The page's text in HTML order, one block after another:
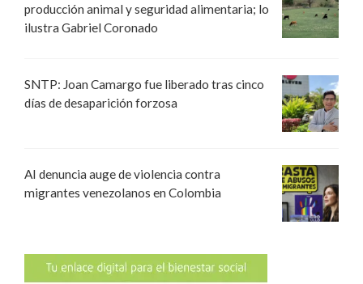
producción animal y seguridad alimentaria; lo
ilustra Gabriel Coronado
SNTP: Joan Camargo fue liberado tras cinco
días de desaparición forzosa
AI denuncia auge de violencia contra
migrantes venezolanos en Colombia